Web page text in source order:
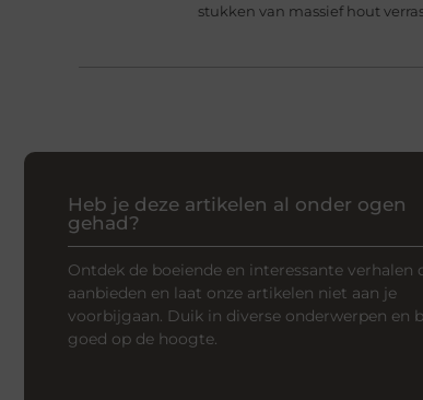
stukken van massief hout
Heb je deze artikelen al onder ogen
gehad?
Ontdek de boeiende en interessante verhalen
aanbieden en laat onze artikelen niet aan je
voorbijgaan. Duik in diverse onderwerpen en
goed op de hoogte.